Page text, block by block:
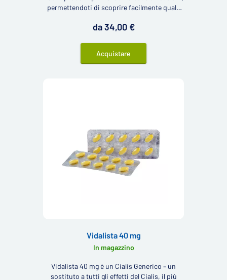
permettendoti di scoprire facilmente quale
da 34,00 €
Acquistare
Vidalista 40 mg
In magazzino
Vidalista 40 mg è un Cialis Generico – un
sostituto a tutti gli effetti del Cialis, il più